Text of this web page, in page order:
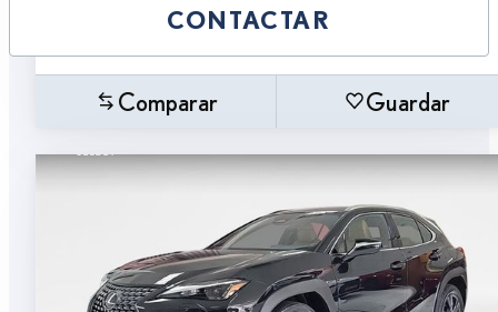
CONTACTAR
Comparar Guardar